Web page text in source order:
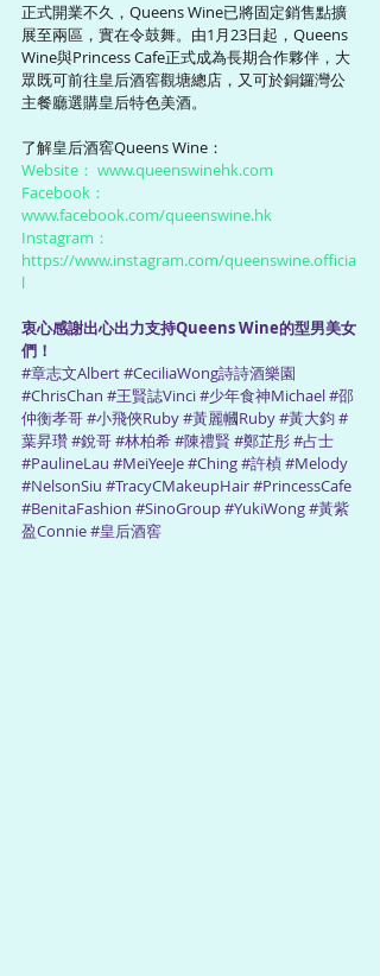
正式開業不久，Queens Wine已將固定銷售點擴
展至兩區，實在令鼓舞。由1月23日起，Queens
Wine與Princess Cafe正式成為長期合作夥伴，大
眾既可前往皇后酒窖觀塘總店，又可於銅鑼灣公
主餐廳選購皇后特色美酒。
了解皇后酒窖Queens Wine：
Website： www.queenswinehk.com
Facebook：
www.facebook.com/queenswine.hk
Instagram：
https://www.instagram.com/queenswine.officia
l
衷心感謝出心出力支持Queens Wine的型男美女
們！
#章志文Albert#CeciliaWong詩詩酒樂園
#ChrisChan #王賢誌Vinci#少年食神Michael#邵
仲衡孝哥#小飛俠Ruby#黃麗幗Ruby#黃大鈞#
葉昇瓚#銳哥#林柏希#陳禮賢 #鄭芷彤#占士
#PaulineLau #MeiYeeJe#Ching#許楨#Melody
#NelsonSiu #TracyCMakeupHair#PrincessCafe
#BenitaFashion #SinoGroup#YukiWong#黃紫
盈Connie#皇后酒窖